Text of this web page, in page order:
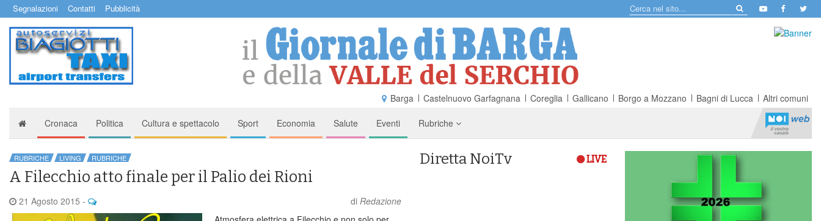
Segnalazioni Contatti Pubblicità
Barga Castelnuovo Garfagnana Coreglia Gallicano Borgo a Mozzano Bagni di Lucca Altri comuni
Cronaca Politica Cultura e spettacolo Sport Economia Salute Eventi Rubriche
RUBRICHE LIVING RUBRICHE
A Filecchio atto finale per il Palio dei Rioni
21 Agosto 2015 - di Redazione
Diretta NoiTv LIVE